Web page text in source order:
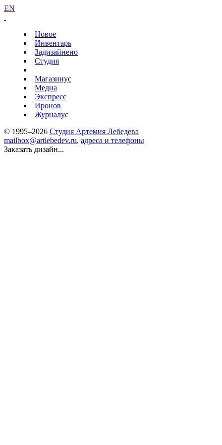
EN
Новое
Инвентарь
Задизайнено
Студия
Магазинус
Медиа
Экспресс
Иронов
Журналус
© 1995–2026 Студия Артемия Лебедева
mailbox@artlebedev.ru, адреса и телефоны
Заказать дизайн...